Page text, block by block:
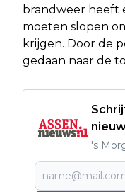
brandweer heeft
moeten slopen
krijgen. Door de
gedaan naar de
's